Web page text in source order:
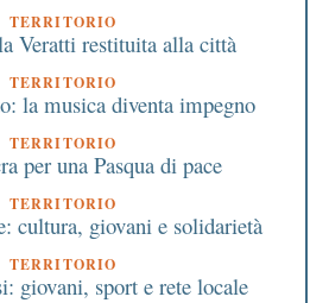
TERRITORIO
Veratti restituita alla città
TERRITORIO
la musica diventa impegno
TERRITORIO
per una Pasqua di pace
TERRITORIO
cultura, giovani e solidarietà
TERRITORIO
giovani, sport e rete locale